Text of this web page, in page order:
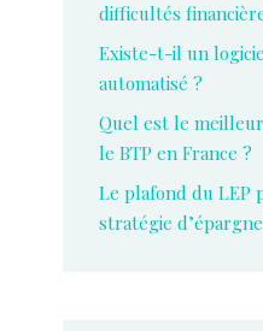
difficultés
Existe-t-il un
automatisé ?
Quel est le
le BTP en France ?
Le plafond du
stratégie